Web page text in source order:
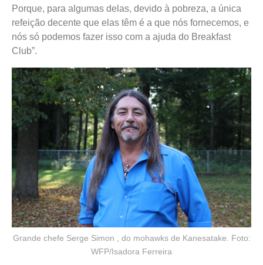
Porque, para algumas delas, devido à pobreza, a única
refeição decente que elas têm é a que nós fornecemos, e
nós só podemos fazer isso com a ajuda do Breakfast
Club”.
Grande chefe Serge Simon , do mohawks de Kanesatake. Foto:
WFP/Isadora Ferreira